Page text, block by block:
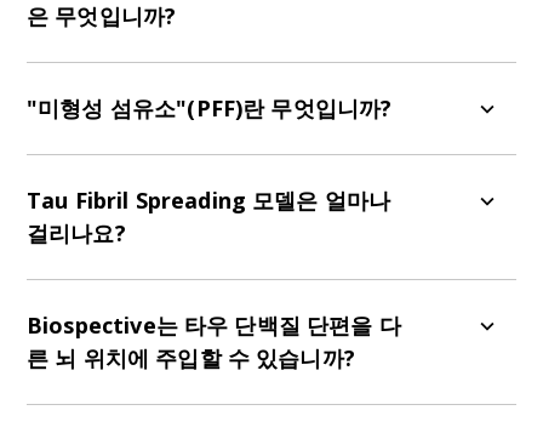
은 무엇입니까?
지 장점이 있습니다.
높은 수준의 타우 병리를 관찰하기 위해 생쥐를
장기간 노화시킬 필요가 없습니다
타우 병리의 명확한 시공간 패턴
비교적 짧은 학습 기간
알츠하이머병 및 기타 타우병과 관련된 잘못 접힌
타우 단백질의 시드링 및 확산 모델링
"미형성 섬유소"(PFF)란 무엇입니까?
(예:α-시누클레인 또는 타우)을 특정 조건에서 배양
하여 응집된, 잘못 접힌 피브릴을 생성합니다. 그런
연구에 사용할 수 있는 짧은 피브릴을 생성합니다.
Tau Fibril Spreading 모델은 얼마나
걸리나요?
놓은 다음, 2-3개월 동안 퍼지게 합니다.
Biospective는 타우 단백질 단편을 다
른 뇌 위치에 주입할 수 있습니까?